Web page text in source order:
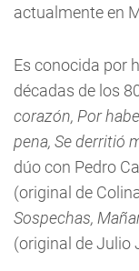
actualmente en
Es conocida por
décadas de los
corazón, Por
pena, Se derritió
dúo con Pedro
(original de
Sospechas,
(original de Julio